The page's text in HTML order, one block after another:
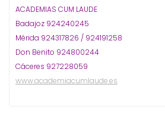
ACADEMIAS CUM LAUDE
Badajoz 924240245
Mérida 924317826 / 924191258
Don Benito 924800244
Cáceres 927228059
www.academiacumlaude.es